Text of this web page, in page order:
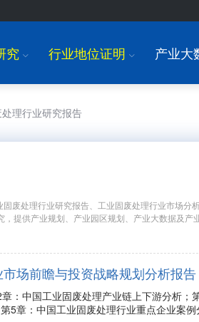
究 I 行业地位证明 I 产业大
理行业研究报告
废处理行业研究报告、工业固废处理行业市场
提供产业规划、产业园区规划、产业大数据及产
场前瞻与投资战略规划分析报告
：中国工业固废处理产业链上下游分析
5章：中国工业固废处理行业重点企业案